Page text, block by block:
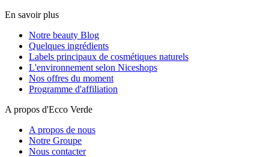
En savoir plus
Notre beauty Blog
Quelques ingrédients
Labels principaux de cosmétiques naturels
L'environnement selon Niceshops
Nos offres du moment
Programme d'affiliation
A propos d'Ecco Verde
A propos de nous
Notre Groupe
Nous contacter